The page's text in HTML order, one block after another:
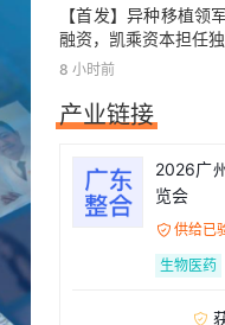
【首发】异种移植领
融资，凯乘资本担任
8 小时前
产业链接
2026广
览会
 供给已
生物医药
